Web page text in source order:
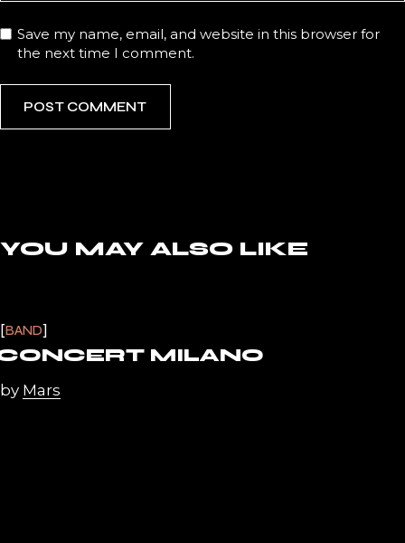
Save my name, email, and website in this browser for
the next time I comment.
POST COMMENT
YOU MAY ALSO LIKE
BAND
MILANO
by Mars